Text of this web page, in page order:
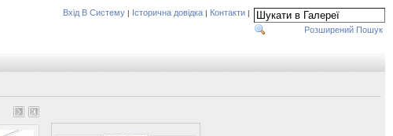
Вхід В Систему | Історична довідка | Контакти |
Розширений Пошук